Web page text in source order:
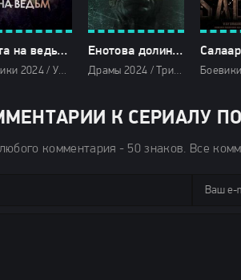
Охота на ведьм (2024)
Боевики 2024 / Ужасы 2024 / Зарубежные фильмы 2024 / Новинки кино 2024 / Последние фильмы 2024 / Фильмы лета 2024 / Фильмы 2024 / Популярные фильмы / Смотреть фильмы онлайн
Енотова долина (2024)
Драмы 2024 / Триллеры 2024 / Ужасы 2024 / Зарубежные фильмы 2024 / Новинки кино 2024 / Последние фильмы 2024 / Фильмы весны 2024 / Фильмы 2024 / Смотреть фильмы онлайн
К СЕРИАЛУ
комментария - 50 знаков. Все